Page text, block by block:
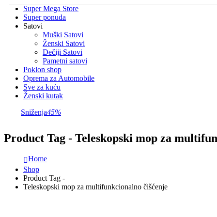
Super Mega Store
Super ponuda
Satovi
Muški Satovi
Ženski Satovi
Dečiji Satovi
Pametni satovi
Poklon shop
Oprema za Automobile
Sve za kuću
Ženski kutak
Sniženja45%
Product Tag - Teleskopski mop za
Home
Shop
Product Tag -
Teleskopski mop za multifunkcionalno čišćenje